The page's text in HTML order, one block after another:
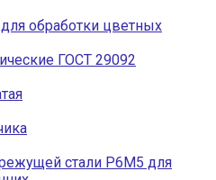
обработки цветных
ГОСТ 29092
стали Р6М5 для